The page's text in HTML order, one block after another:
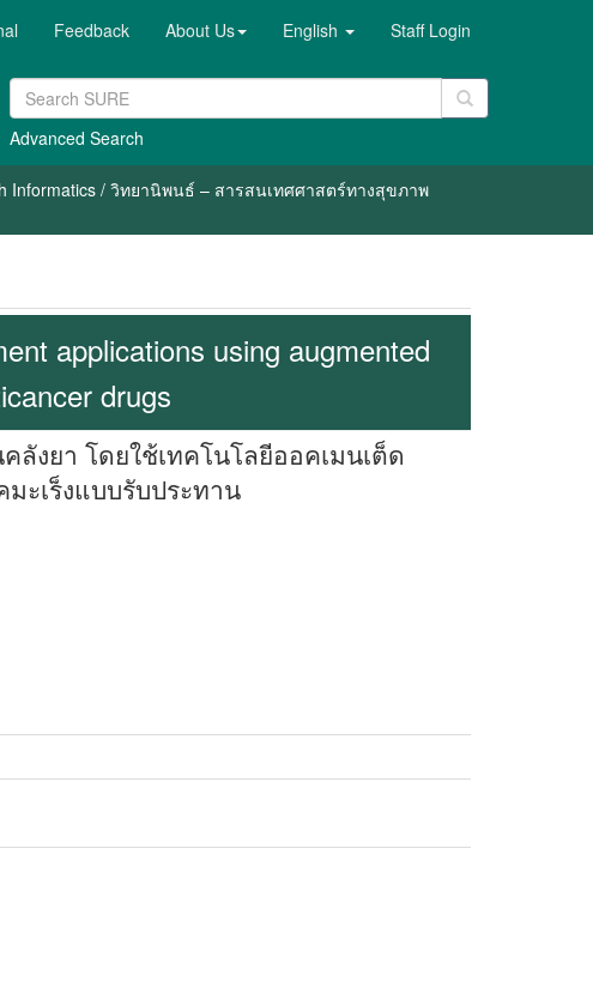
Feedback About Us English Staff Login
Advanced Search
Informatics / วิทยานิพนธ์ – สารสนเทศศาสตร์ทางสุขภาพ
applications using augmented
drugs
งยา โดยใช้เทคโนโลยีออคเมนเต็ด
ะเร็งแบบรับประทาน